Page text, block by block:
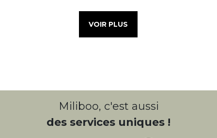
VOIR PLUS
Miliboo, c'est aussi
des services uniques !